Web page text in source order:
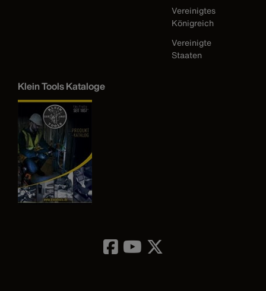
Vereinigtes
Königreich
Vereinigte
Staaten
Klein Tools Kataloge